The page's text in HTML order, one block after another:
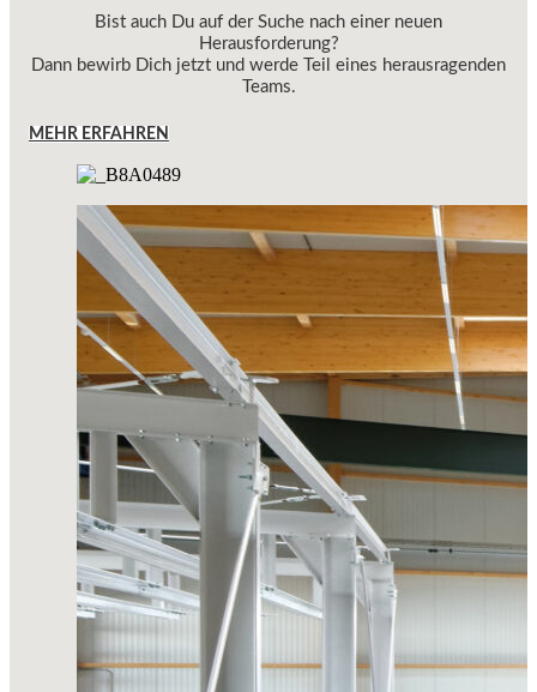
Bist auch Du auf der Suche nach einer neuen
Herausforderung?
Dann bewirb Dich jetzt und werde Teil eines herausragenden
Teams.
MEHR ERFAHREN